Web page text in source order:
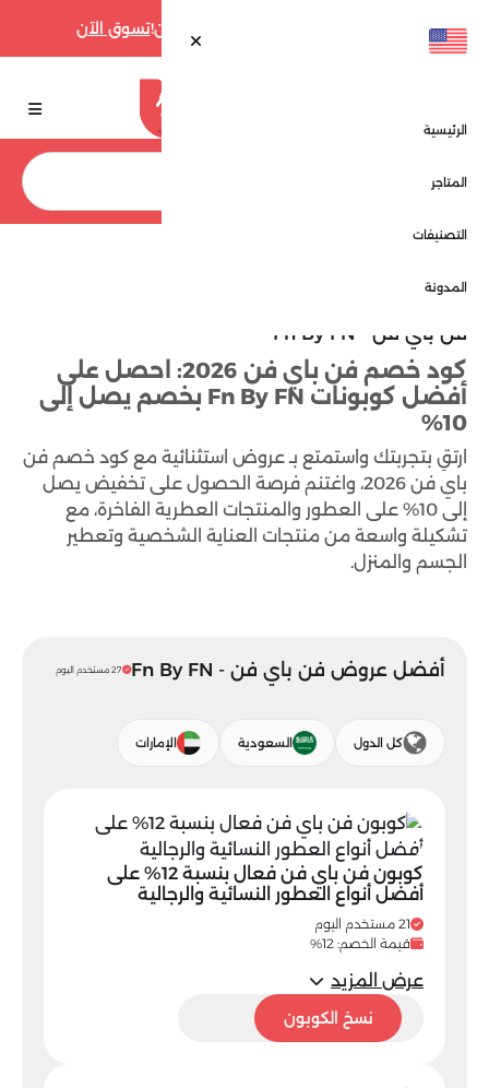
تسوق الآن
الرئيسية
المتاجر
التصنيفات
المدونة
فن باي فن - Fn By FN
كود خصم فن باي فن 2026: احصل على
أفضل كوبونات Fn By FN بخصم يصل إلى
10%
ارتقِ بتجربتك واستمتع بـ عروض استثنائية مع كود خصم فن
باي فن 2026، واغتنم فرصة الحصول على تخفيض يصل
إلى 10% على العطور والمنتجات العطرية الفاخرة، مع
تشكيلة واسعة من منتجات العناية الشخصية وتعطير
الجسم والمنزل.
أفضل عروض فن باي فن - Fn By FN 27 مستخدم اليوم
كل الدول السعودية الإمارات
كوبون فن باي فن فعال بنسبة 12% على
أفضل أنواع العطور النسائية والرجالية
21 مستخدم اليوم
قيمة الخصم: 12%
عرض المزيد
PF20نسخ الكوبون